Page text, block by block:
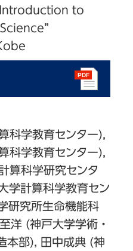
to
科学教育センター),
科学教育センター),
算科学研究センタ
学計算科学教育セン
研究所生命機能科
洋 (神戸大学学術・
本部), 田中成典 (神